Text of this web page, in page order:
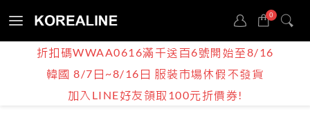
0
折扣碼WWAA0616滿千送百6號開始至8/16
韓國 8/7日~8/16日 服裝市場休假不發貨
加入LINE好友領取100元折價券!
BOY | MEN